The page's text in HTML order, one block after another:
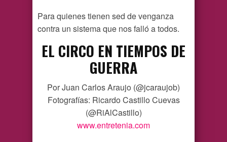
Para quienes tienen sed de venganza
contra un sistema que nos falló a todos.
EL CIRCO EN TIEMPOS DE
GUERRA
Por Juan Carlos Araujo (@jcaraujob)
Fotografías: Ricardo Castillo Cuevas
(@RiAlCastillo)
www.entretenia.com